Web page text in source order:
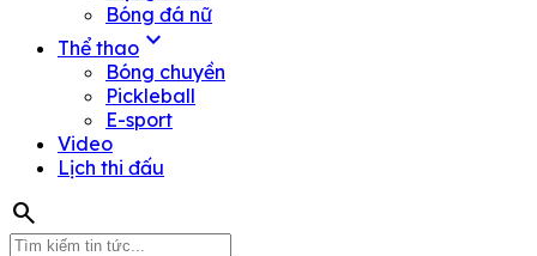
Bóng đá nữ
Thể thao expand_more
Bóng chuyền
Pickleball
E-sport
Video
Lịch thi đấu
search